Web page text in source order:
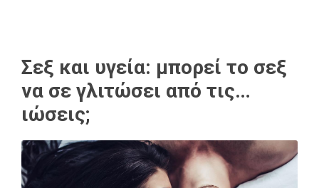
Σεξ και υγεία: μπορεί το σεξ
να σε γλιτώσει από τις…
ιώσεις;